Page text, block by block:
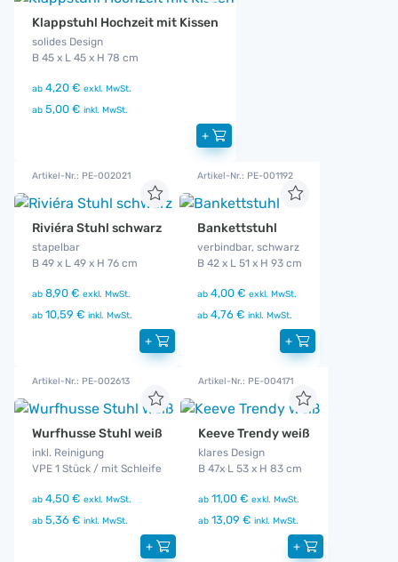
Klappstuhl Hochzeit mit Kissen
solides Design
B 45 x L 45 x H 78 cm
ab 4,20 € exkl. MwSt.
ab 5,00 € inkl. MwSt.
+
Artikel-Nr.: PE-002021
Riviéra Stuhl schwarz
stapelbar
B 49 x L 49 x H 76 cm
ab 8,90 € exkl. MwSt.
ab 10,59 € inkl. MwSt.
+
Artikel-Nr.: PE-001192
Bankettstuhl
verbindbar, schwarz
B 42 x L 51 x H 93 cm
ab 4,00 € exkl. MwSt.
ab 4,76 € inkl. MwSt.
+
Artikel-Nr.: PE-002613
Wurfhusse Stuhl weiß
inkl. Reinigung
VPE 1 Stück / mit Schleife
ab 4,50 € exkl. MwSt.
ab 5,36 € inkl. MwSt.
+
Artikel-Nr.: PE-004171
Keeve Trendy weiß
klares Design
B 47x L 53 x H 83 cm
ab 11,00 € exkl. MwSt.
ab 13,09 € inkl. MwSt.
+